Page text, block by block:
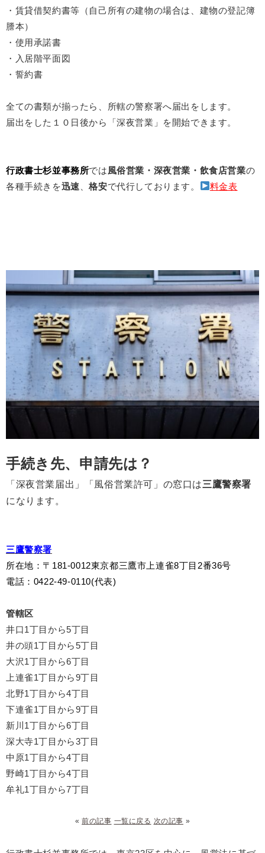
・賃貸借契約書等（自己所有の建物の場合は、建物の登記簿
謄本）
・使用承諾書
・入居階平面図
・誓約書
全ての書類が揃ったら、所轄の警察署へ届出をします。
届出をした１０日後から「深夜営業」を開始できます。
行政書士杉並事務所では風俗営業・深夜営業・飲食店営業の
各種手続きを迅速 、格安で代行しております。 料金表
手続き先、申請先は？
「深夜営業届出」「風俗営業許可」の窓口は三鷹警察署
になります。
三鷹警察署
所在地 ：〒181-0012東京都三鷹市上連雀8丁目2番36号
電話：0422-49-0110(代表)
管轄区
井口1丁目から5丁目
井の頭1丁目から5丁目
大沢1丁目から6丁目
上連雀1丁目から9丁目
北野1丁目から4丁目
下連雀1丁目から9丁目
新川1丁目から6丁目
深大寺1丁目から3丁目
中原1丁目から4丁目
野崎1丁目から4丁目
牟礼1丁目から7丁目
«前の記事 一覧に戻る 次の記事 »